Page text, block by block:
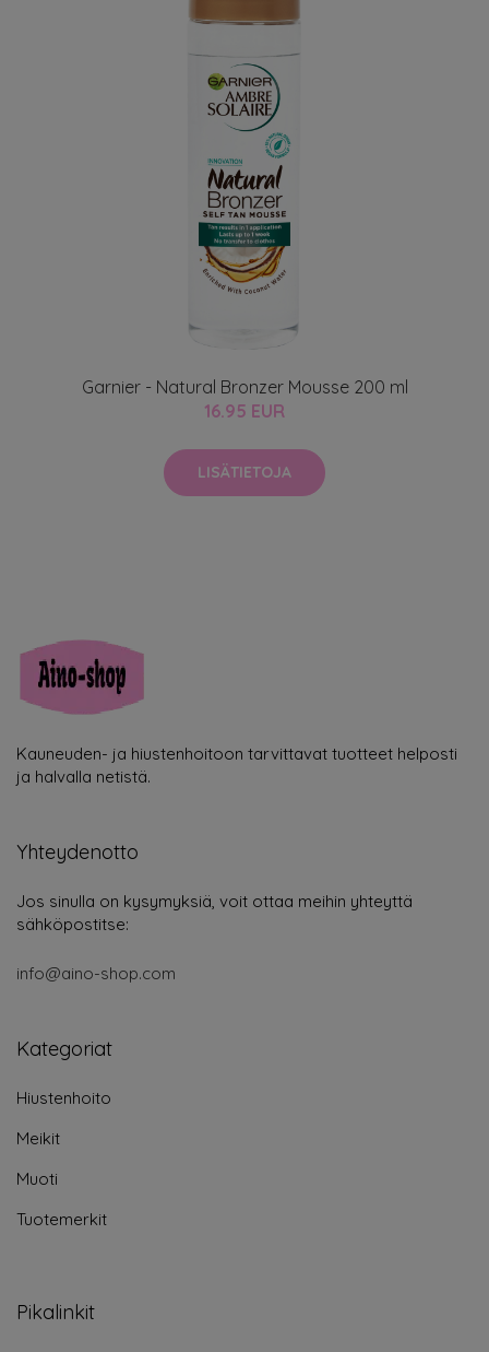
Garnier - Natural Bronzer Mousse 200 ml
16.95 EUR
LISÄTIETOJA
Kauneuden- ja hiustenhoitoon tarvittavat tuotteet helposti
ja halvalla netistä.
Yhteydenotto
Jos sinulla on kysymyksiä, voit ottaa meihin yhteyttä
sähköpostitse:
info@aino-shop.com
Kategoriat
Hiustenhoito
Meikit
Muoti
Tuotemerkit
Pikalinkit